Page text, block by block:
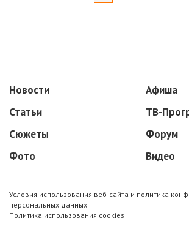
Новости
Статьи
Сюжеты
Фото
Афиша
ТВ-
Форум
Видео
Условия использования веб-сайта и политика
персональных данных
Политика использования cookies